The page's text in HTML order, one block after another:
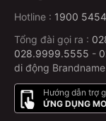
Hotline : 1900
Tổng đài gọi ra :
028.9999.5555 -
di động
Hướng dẫn trợ
ỨNG DỤNG